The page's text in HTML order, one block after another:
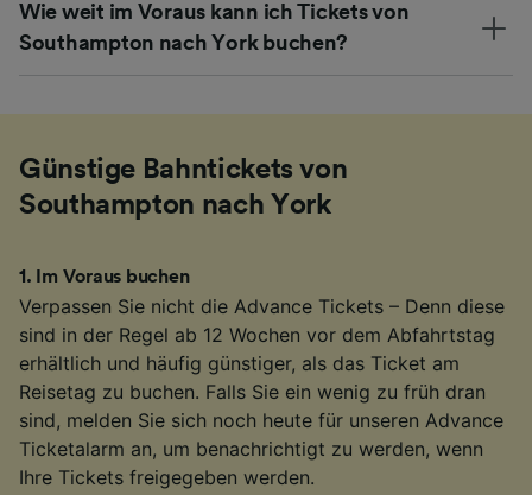
Wie weit im Voraus kann ich Tickets von
Southampton nach York buchen?
Günstige Bahntickets von
Southampton nach York
1 . Im Voraus buchen
Verpassen Sie nicht die Advance Tickets – Denn diese
sind in der Regel ab 12 Wochen vor dem Abfahrtstag
erhältlich und häufig günstiger, als das Ticket am
Reisetag zu buchen. Falls Sie ein wenig zu früh dran
sind, melden Sie sich noch heute für unseren Advance
Ticketalarm an, um benachrichtigt zu werden, wenn
Ihre Tickets freigegeben werden.